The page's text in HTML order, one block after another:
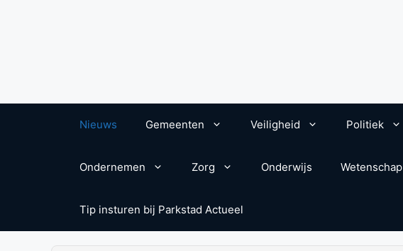
Nieuws Gemeenten Veiligheid Politiek
Ondernemen Zorg Onderwijs Wetenschap
Tip insturen bij Parkstad Actueel